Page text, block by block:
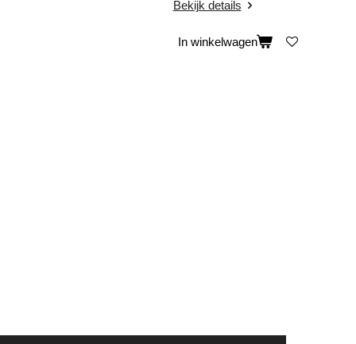
Bekijk details
In winkelwagen